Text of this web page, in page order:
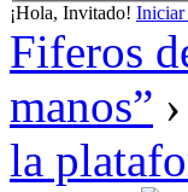
¡Hola, Invitado! Iniciar
Fiferos
manos” ›
la